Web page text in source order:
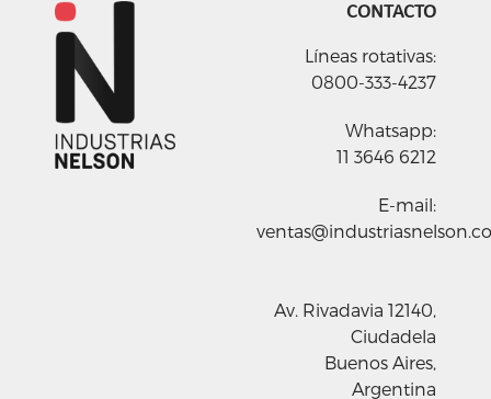
CONTACTO
Líneas rotativas:
0800-333-4237
Whatsapp:
11 3646 6212
E-mail:
Av. Rivadavia 12140,
Ciudadela
Buenos Aires,
Argentina